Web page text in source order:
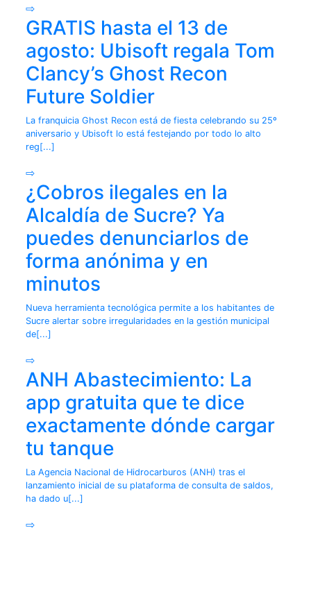
⇨
GRATIS hasta el 13 de
agosto: Ubisoft regala Tom
Clancy’s Ghost Recon
Future Soldier
La franquicia Ghost Recon está de fiesta celebrando su 25º
aniversario y Ubisoft lo está festejando por todo lo alto
reg[...]
⇨
¿Cobros ilegales en la
Alcaldía de Sucre? Ya
puedes denunciarlos de
forma anónima y en
minutos
Nueva herramienta tecnológica permite a los habitantes de
Sucre alertar sobre irregularidades en la gestión municipal
de[...]
⇨
ANH Abastecimiento: La
app gratuita que te dice
exactamente dónde cargar
tu tanque
La Agencia Nacional de Hidrocarburos (ANH) tras el
lanzamiento inicial de su plataforma de consulta de saldos,
ha dado u[...]
⇨